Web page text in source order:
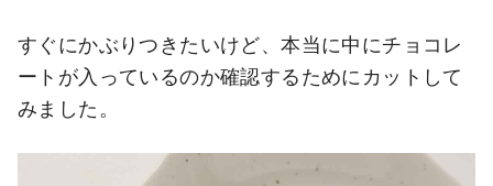
すぐにかぶりつきたいけど、本当に中にチョコレ
ートが入っているのか確認するためにカットして
みました。